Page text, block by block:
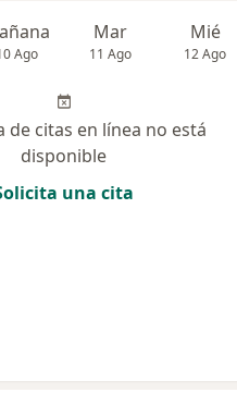
Ago
Mar
11 Ago
Mié
12 Ago
de citas en línea no está
disponible
una cita